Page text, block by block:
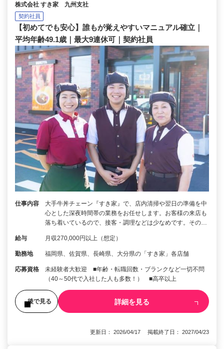
株式会社 すき家 九州支社
契約社員
【初めてでも安心】誰もが覚えやすいマニュアル確立｜
平均年齢49.1歳｜最大9連休可｜契約社員
仕事内容
大手牛丼チェーン『すき家』で、店内清掃や翌日の準備を中
心とした深夜時間帯の業務をお任せします。お客様の来店も
落ち着いているので、接客・調理などは少なめです。その…
給与 月収270,000円以上（想定）
勤務地 福岡県、佐賀県、長崎県、大分県の「すき家」各店舗
応募資格
未経験者大歓迎 ■年齢・転職回数・ブランクなど一切不問
（40～50代で入社した人も多数！） ■高卒以上
後で見る 詳細を見る
更新日： 2026/04/17 掲載終了日： 2027/04/23